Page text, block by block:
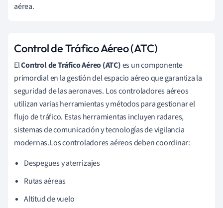
aérea.
Control de Tráfico Aéreo (ATC)
ElControl de Tráfico Aéreo (ATC)es un componente
primordial en la gestión del espacio aéreo que garantiza la
seguridad de las aeronaves. Los controladores aéreos
utilizan varias herramientas y métodos para gestionar el
flujo de tráfico. Estas herramientas incluyen radares,
sistemas de comunicación y tecnologías de vigilancia
modernas.Los controladores aéreos deben coordinar:
Despegues y aterrizajes
Rutas aéreas
Altitud de vuelo